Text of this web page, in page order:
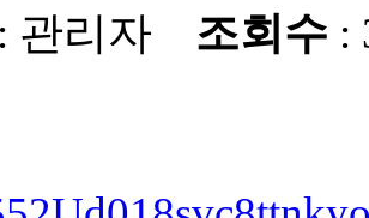
관리자 조회수 :